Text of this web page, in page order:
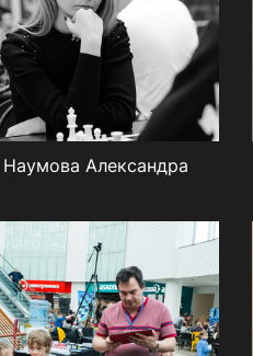
Наумова Александра